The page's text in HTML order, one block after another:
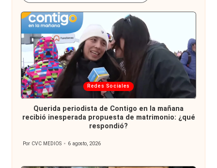
Publicada
en
Redes Sociales
Querida periodista de Contigo en la mañana
recibió inesperada propuesta de matrimonio: ¿qué
respondió?
Publicado
Por CVC MEDIOS 6 agosto, 2026